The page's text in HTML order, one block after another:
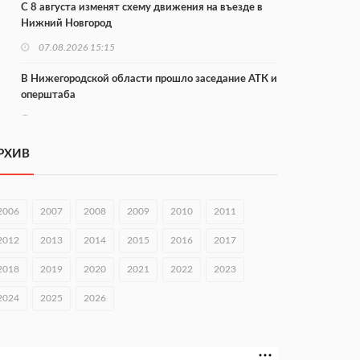
С 8 августа изменят схему движения на въезде в
Нижний Новгород
07.08.2026 15:15
В Нижегородской области прошло заседание АТК и
оперштаба
В Чкаловске спустили на воду «Метеор-120Р»
07.08.2026 14:01
В Нижегородской области выбрали лучшего
07.08.2026 13:48
строителя
2007 2008 2009 2010 2011
2013 2014 2015 2016 2017
2019 2020 2021 2022 2023
2025 2026